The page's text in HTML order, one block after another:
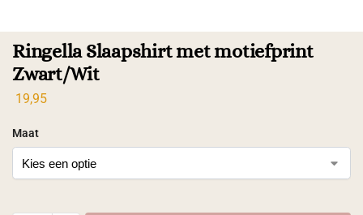
Ringella Slaapshirt met motiefprint
Zwart/Wit
19,95
Maat